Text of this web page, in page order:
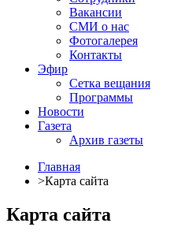
Вакансии
СМИ о нас
Фотогалерея
Контакты
Эфир
Сетка вещания
Программы
Новости
Газета
Архив газеты
Главная
>Карта сайта
Карта сайта